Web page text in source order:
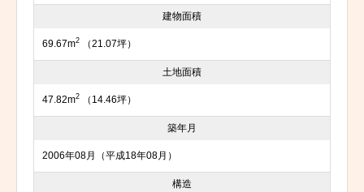
建物面積
69.67m2 （21.07坪）
土地面積
47.82m2 （14.46坪）
築年月
2006年08月（平成18年08月）
構造